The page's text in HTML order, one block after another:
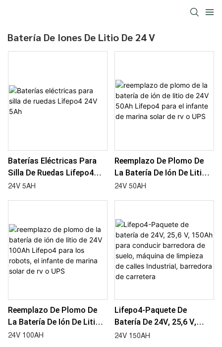
Batería De Iones De Litio De 24 V
Baterías Eléctricas Para
Silla De Ruedas Lifepo4
24V 5Ah
24V 5AH
Reemplazo De Plomo De
La Batería De Ión De Litio
De 24V 50Ah Lifepo4 Para
24V 50AH
Reemplazo De Plomo De
La Batería De Ión De Litio
De 24V 100Ah Lifepo4 Para
24V 100AH
Lifepo4-Paquete De
Batería De 24V, 25,6 V,
150Ah Para Conducir
24V 150AH